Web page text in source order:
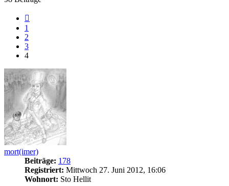
1
2
3
4
mort(imer)
Beiträge: 178
Registriert: Mittwoch 27. Juni 2012, 16:06
Wohnort: Sto Hellit